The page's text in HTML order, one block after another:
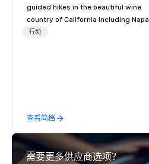
guided hikes in the beautiful wine
country of California including Napa
and Sonoma Valleys. These
day hikes we provide luxury self-
guided inn-to-in walking vacations
from the gateway City of San
Francisco to the California wine
行动
查看简档
需要更多供应商选项？